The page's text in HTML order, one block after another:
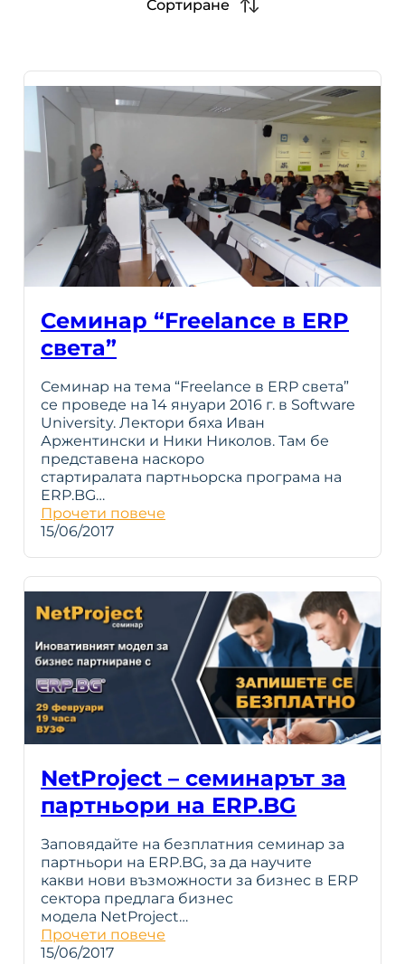
Сортиране
Семинар “Freelance в ERP
света”
Семинар на тема “Freelance в ERP света”
се проведе на 14 януари 2016 г. в Software
University. Лектори бяха Иван
Аржентински и Ники Николов. Там бе
представена наскоро
стартиралата партньорска програма на
ERP.BG…
Прочети повече
15/06/2017
NetProject – семинарът за
партньори на ERP.BG
Заповядайте на безплатния семинар за
партньори на ERP.BG, за да научите
какви нови възможности за бизнес в ERP
сектора предлага бизнес
модела NetProject…
Прочети повече
15/06/2017